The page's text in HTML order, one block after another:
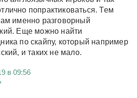
попрактиковаться. Тем
именно разговорный
Еще можно найти
по скайпу, который например
и таких не мало.
в 09:56